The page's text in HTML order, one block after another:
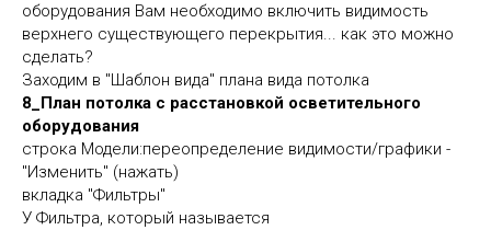
оборудования Вам необходимо включить видимость
верхнего существующего перекрытия... как это можно
сделать?
Заходим в "Шаблон вида" плана вида потолка
8_План потолка с расстановкой осветительного
оборудования
строка Модели:переопределение видимости/графики -
"Изменить" (нажать)
вкладка "Фильтры"
У Фильтра, который называется